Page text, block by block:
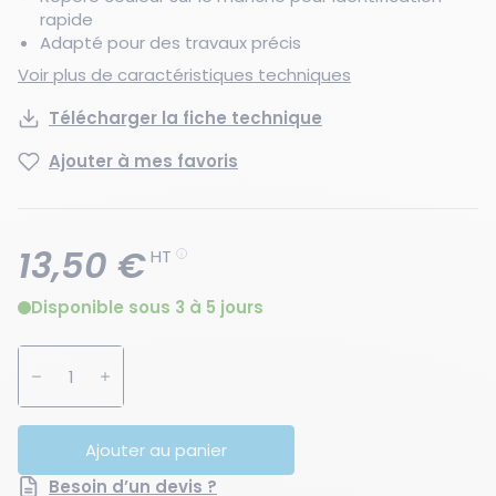
rapide
Adapté pour des travaux précis
Voir plus de caractéristiques techniques
Télécharger la fiche technique
Ajouter à mes favoris
13,50 €HT
Disponible sous 3 à 5 jours
Augmenter la quantité
Ajouter au panier
Besoin d’un devis ?